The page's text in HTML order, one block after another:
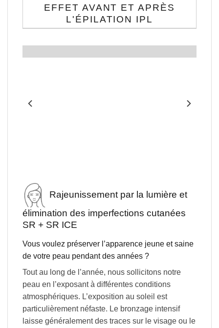
EFFET AVANT ET APRÈS
L'ÉPILATION IPL
Rajeunissement par la lumière et
élimination des imperfections cutanées
SR + SR ICE
Vous voulez préserver l’apparence jeune et saine
de votre peau pendant des années ?
Tout au long de l’année, nous sollicitons notre
peau en l’exposant à différentes conditions
atmosphériques. L’exposition au soleil est
particulièrement néfaste. Le bronzage intensif
laisse généralement des traces sur le visage ou le